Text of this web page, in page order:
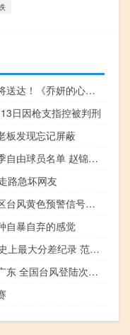
您的恶了么订单即将送达！《乔妍的心事》以独特的双恶女设定 颠覆恶女姐姐加清纯妹妹的传统
日因枪支指控被判刑
板发现忘记屏蔽
CBA官网更新新赛季自由球员名单 赵锦洋、黄荣奇在列
路急坏网友
全市停课！深圳分区台风黄色预警信号生效中 超强台风“摩羯”逼近
自暴自弃的感觉
国足0比7日本创造史上最大分差纪录 范志毅痛批防守
台风为何如此偏爱广东 全国台风登陆次数最多省份揭秘